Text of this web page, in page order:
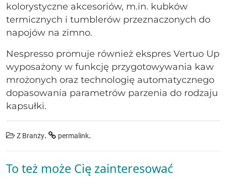
kolorystyczne akcesoriów, m.in. kubków
termicznych i tumblerów przeznaczonych do
napojów na zimno.
Nespresso promuje również ekspres Vertuo Up
wyposażony w funkcję przygotowywania kaw
mrożonych oraz technologię automatycznego
dopasowania parametrów parzenia do rodzaju
kapsułki.
Z Branży. permalink.
To też może Cię zainteresować